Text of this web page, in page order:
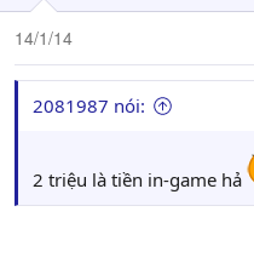
14/1/14
2081987 nói:
2 triệu là tiền in-game hả